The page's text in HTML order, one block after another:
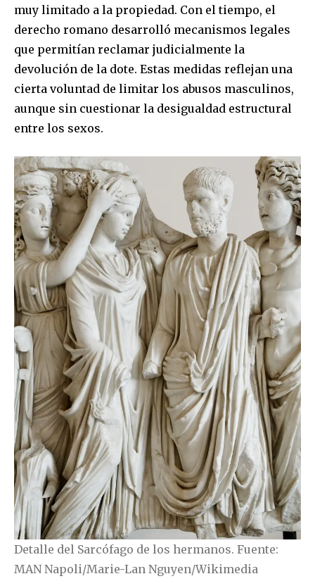
muy limitado a la propiedad. Con el tiempo, el
derecho romano desarrolló mecanismos legales
que permitían reclamar judicialmente la
devolución de la dote. Estas medidas reflejan una
cierta voluntad de limitar los abusos masculinos,
aunque sin cuestionar la desigualdad estructural
entre los sexos.
Detalle del Sarcófago de los hermanos. Fuente:
MAN Napoli/Marie-Lan Nguyen/Wikimedia